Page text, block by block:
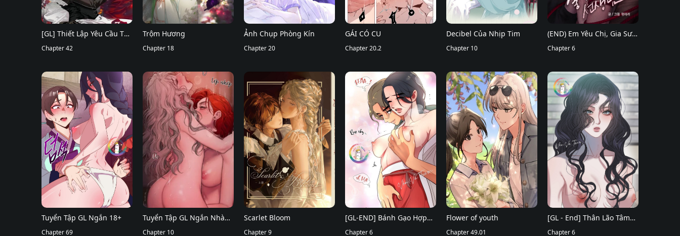
[GL] Thiết Lập Yêu Cầu Tôi
Yêu Em
Chapter 42
Trộm Hương
Chapter 18
Ảnh Chụp Phòng Kín
Chapter 20
GÁI CÓ CU
Chapter 20.2
Decibel Của Nhịp Tim
Chapter 10
(END) Em Yêu Chị, Gia Sư
Của Em
Chapter 6
Tuyển Tập GL Ngắn 18+
Chapter 69
Tuyển Tập GL Ngắn Nhà
Mèo Méo Meo Mèo Meo
Chapter 10
Scarlet Bloom
Chapter 9
[GL-END] Bánh Gạo Hợp
Cạ
Chapter 6
Flower of youth
Chapter 49.01
[GL - End] Thân Lão Tâm
Bất Lão
Chapter 6